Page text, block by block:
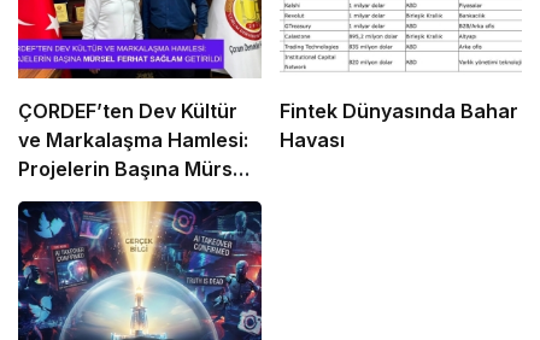
ÇORDEF’ten Dev Kültür
ve Markalaşma Hamlesi:
Projelerin Başına Mürsel
Ferhat Sağlam Getirildi
Fintek Dünyasında Bahar
Havası